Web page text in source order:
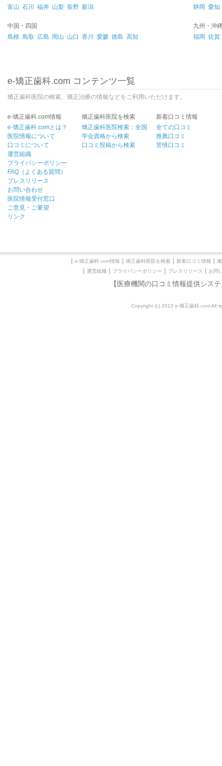
富山 石川 福井 山梨 長野 新潟 静岡 愛知
中国・四国
島根 鳥取 広島 岡山 山口 香川 愛媛 徳島 高知
九州・沖
福岡 佐賀
e-矯正歯科.com コンテンツ一覧
矯正歯科医院の検索、矯正治療の情報などをご利用いただけます。
e-矯正歯科.com情報
e-矯正歯科.comとは？
医院情報について
口コミについて
運営組織
プライバシーポリシー
FAQ（よくある質問）
プレスリリース
お問い合わせ
医院情報受付窓口
ご意見・ご要望
リンク
矯正歯科医院を検索
矯正歯科医院検索：全国
学会資格から検索
口コミ投稿から検索
新着口コミ情報
全ての口コミ
推薦口コミ
苦情口コミ
e-矯正歯科.com情報 矯正歯科医院を検索｜ 新着口コミ情報
運営組織 プライバシーポリシー プレスリリース お問
【医療機関の口コミ情報提供シス
Copyright (c) 2013 e-矯正歯科.com All